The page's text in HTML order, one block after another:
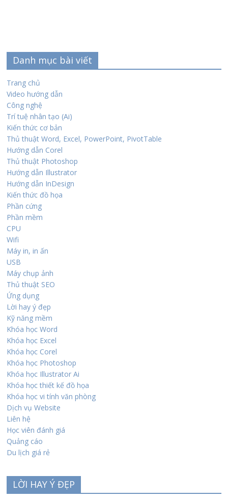
Danh mục bài viết
Trang chủ
Video hướng dẫn
Công nghệ
Trí tuệ nhân tạo (Ai)
Kiến thức cơ bản
Thủ thuật Word, Excel, PowerPoint, PivotTable
Hướng dẫn Corel
Thủ thuật Photoshop
Hướng dẫn Illustrator
Hướng dẫn InDesign
Kiến thức đồ họa
Phần cứng
Phần mềm
CPU
Wifi
Máy in, in ấn
USB
Máy chụp ảnh
Thủ thuật SEO
Ứng dụng
Lời hay ý đẹp
Kỹ năng mềm
Khóa học Word
Khóa học Excel
Khóa học Corel
Khóa học Photoshop
Khóa học Illustrator Ai
Khóa học thiết kế đồ họa
Khóa học vi tính văn phòng
Dịch vụ Website
Liên hệ
Học viên đánh giá
Quảng cáo
Du lịch giá rẻ
LỜI HAY Ý ĐẸP